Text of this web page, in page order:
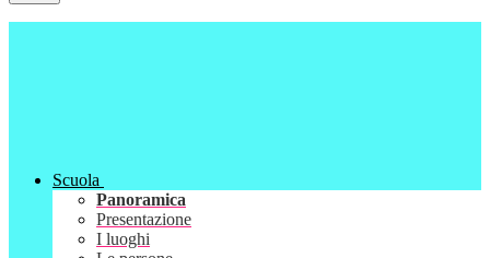
Scuola
Panoramica
Presentazione
I luoghi